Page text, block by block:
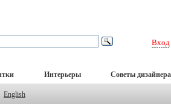
Вход
Интерьеры Советы дизайнера
English